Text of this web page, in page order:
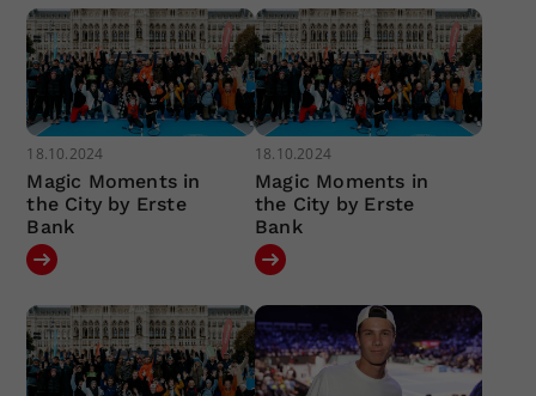
18.10.2024
Magic Moments in
the City by Erste
Bank
18.10.2024
Magic Moments in
the City by Erste
Bank